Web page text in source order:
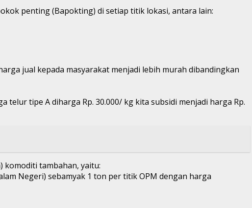
penting (Bapokting) di setiap titik lokasi, antara lain:
jual kepada masyarakat menjadi lebih murah dibandingkan
telur tipe A diharga Rp. 30.000/ kg kita subsidi menjadi harga Rp.
komoditi tambahan, yaitu:
Negeri) sebamyak 1 ton per titik OPM dengan harga